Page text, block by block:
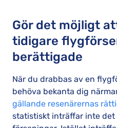
Gör det möjligt
tidigare
berättigade
När du drabbas av en
behöva bekanta dig
gällande resenärernas
statistiskt inträffar inte det